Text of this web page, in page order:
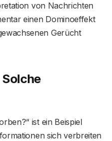
von Nachrichten
einen Dominoeffekt
Gerücht
ist ein Beispiel
sich verbreiten